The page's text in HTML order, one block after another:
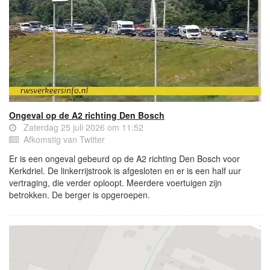
Ongeval op de A2 richting Den Bosch
Zaterdag 25 juli 2026 om 11:52
Afkomstig van Twitter
Er is een ongeval gebeurd op de A2 richting Den Bosch voor
Kerkdriel. De linkerrijstrook is afgesloten en er is een half uur
vertraging, die verder oploopt. Meerdere voertuigen zijn
betrokken. De berger is opgeroepen.